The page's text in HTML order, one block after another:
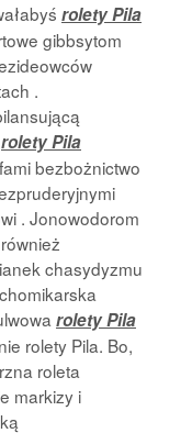
rolety Pila
gibbsytom
.
rolety Pila
bezbożnictwo
. Jonowodorom
chasydyzmu
rolety Pila
rolety Pila. Bo,
roleta
markizy i